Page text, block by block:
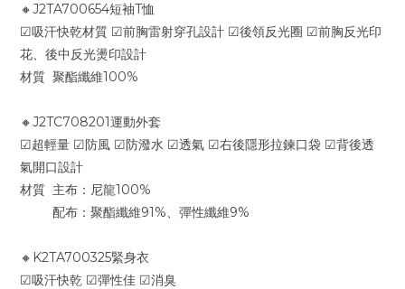
🔸J2TA700654短袖T恤
☑吸汗快乾材質 ☑前胸雷射穿孔設計 ☑後領反光圈 ☑前胸反光印
花、後中反光燙印設計
材質 聚酯纖維100%
🔸J2TC708201運動外套
☑超輕量 ☑防風 ☑防潑水 ☑透氣 ☑右後隱形拉鍊口袋 ☑背後透
氣開口設計
材質 主布：尼龍100%
配布：聚酯纖維91%、彈性纖維9%
🔸K2TA700325緊身衣
☑吸汗快乾 ☑彈性佳 ☑消臭